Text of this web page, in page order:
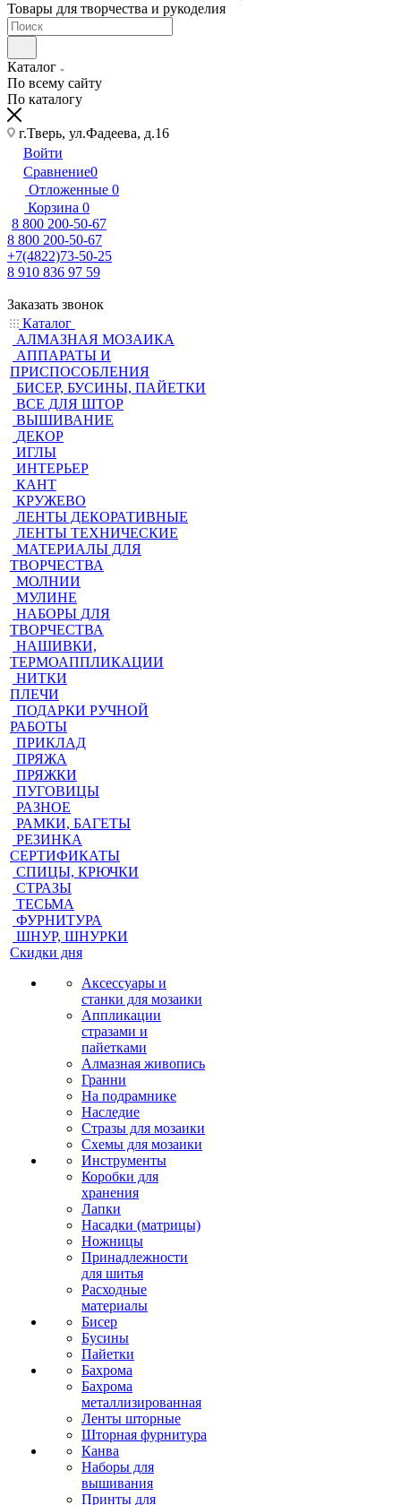
Товары для творчества и рукоделия
Каталог
По всему сайту
По каталогу
г.Тверь, ул.Фадеева, д.16
Войти
Сравнение0
Отложенные 0
Корзина 0
8 800 200-50-67
8 800 200-50-67
+7(4822)73-50-25
8 910 836 97 59
Заказать звонок
Каталог
АЛМАЗНАЯ МОЗАИКА
АППАРАТЫ И
ПРИСПОСОБЛЕНИЯ
БИСЕР, БУСИНЫ, ПАЙЕТКИ
ВСЕ ДЛЯ ШТОР
ВЫШИВАНИЕ
ДЕКОР
ИГЛЫ
ИНТЕРЬЕР
КАНТ
КРУЖЕВО
ЛЕНТЫ ДЕКОРАТИВНЫЕ
ЛЕНТЫ ТЕХНИЧЕСКИЕ
МАТЕРИАЛЫ ДЛЯ
ТВОРЧЕСТВА
МОЛНИИ
МУЛИНЕ
НАБОРЫ ДЛЯ
ТВОРЧЕСТВА
НАШИВКИ,
ТЕРМОАППЛИКАЦИИ
НИТКИ
ПЛЕЧИ
ПОДАРКИ РУЧНОЙ
РАБОТЫ
ПРИКЛАД
ПРЯЖА
ПРЯЖКИ
ПУГОВИЦЫ
РАЗНОЕ
РАМКИ, БАГЕТЫ
РЕЗИНКА
СЕРТИФИКАТЫ
СПИЦЫ, КРЮЧКИ
СТРАЗЫ
ТЕСЬМА
ФУРНИТУРА
ШНУР, ШНУРКИ
Скидки дня
Аксессуары и
станки для мозаики
Аппликации
стразами и
пайетками
Алмазная живопись
Гранни
На подрамнике
Наследие
Стразы для мозаики
Схемы для мозаики
Инструменты
Коробки для
хранения
Лапки
Насадки (матрицы)
Ножницы
Принадлежности
для шитья
Расходные
материалы
Бисер
Бусины
Пайетки
Бахрома
Бахрома
металлизированная
Ленты шторные
Шторная фурнитура
Канва
Наборы для
вышивания
Принты для